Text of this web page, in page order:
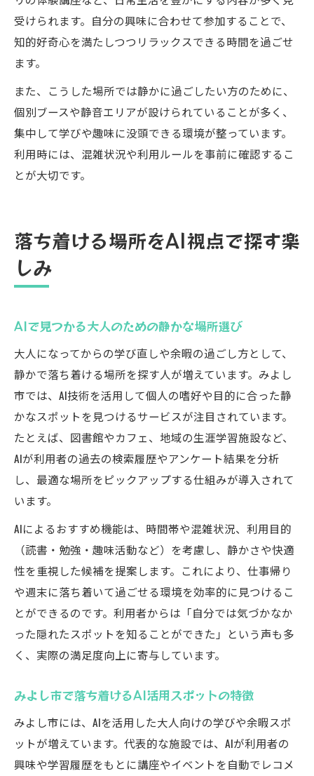
受けられます。自分の興味に合わせて参加することで、
知的好奇心を満たしつつリラックスできる時間を過ごせ
ます。
また、こうした場所では静かに過ごしたい方のために、
個別ブースや静音エリアが設けられていることが多く、
集中して学びや趣味に没頭できる環境が整っています。
利用時には、混雑状況や利用ルールを事前に確認するこ
とが大切です。
落ち着ける場所をAI視点で探す楽
しみ
AIで見つかる大人のための静かな場所選び
大人になってからの学び直しや余暇の過ごし方として、
静かで落ち着ける場所を探す人が増えています。みよし
市では、AI技術を活用して個人の嗜好や目的に合った静
かなスポットを見つけるサービスが注目されています。
たとえば、図書館やカフェ、地域の生涯学習施設など、
AIが利用者の過去の検索履歴やアンケート結果を分析
し、最適な場所をピックアップする仕組みが導入されて
います。
AIによるおすすめ機能は、時間帯や混雑状況、利用目的
（読書・勉強・趣味活動など）を考慮し、静かさや快適
性を重視した候補を提案します。これにより、仕事帰り
や週末に落ち着いて過ごせる環境を効率的に見つけるこ
とができるのです。利用者からは「自分では気づかなか
った隠れたスポットを知ることができた」という声も多
く、実際の満足度向上に寄与しています。
みよし市で落ち着けるAI活用スポットの特徴
みよし市には、AIを活用した大人向けの学びや余暇スポ
ットが増えています。代表的な施設では、AIが利用者の
興味や学習履歴をもとに講座やイベントを自動でレコメ